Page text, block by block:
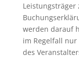
werden darauf
im Regelfall
des